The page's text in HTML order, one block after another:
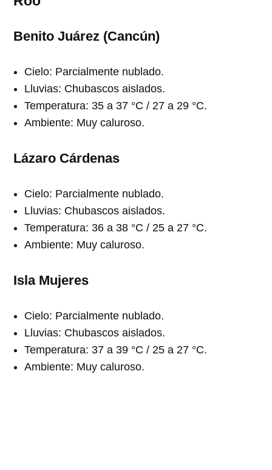
Benito Juárez (Cancún)
Cielo: Parcialmente nublado.
Lluvias: Chubascos aislados.
Temperatura: 35 a 37 °C / 27 a 29 °C.
Ambiente: Muy caluroso.
Lázaro Cárdenas
Cielo: Parcialmente nublado.
Lluvias: Chubascos aislados.
Temperatura: 36 a 38 °C / 25 a 27 °C.
Ambiente: Muy caluroso.
Isla Mujeres
Cielo: Parcialmente nublado.
Lluvias: Chubascos aislados.
Temperatura: 37 a 39 °C / 25 a 27 °C.
Ambiente: Muy caluroso.